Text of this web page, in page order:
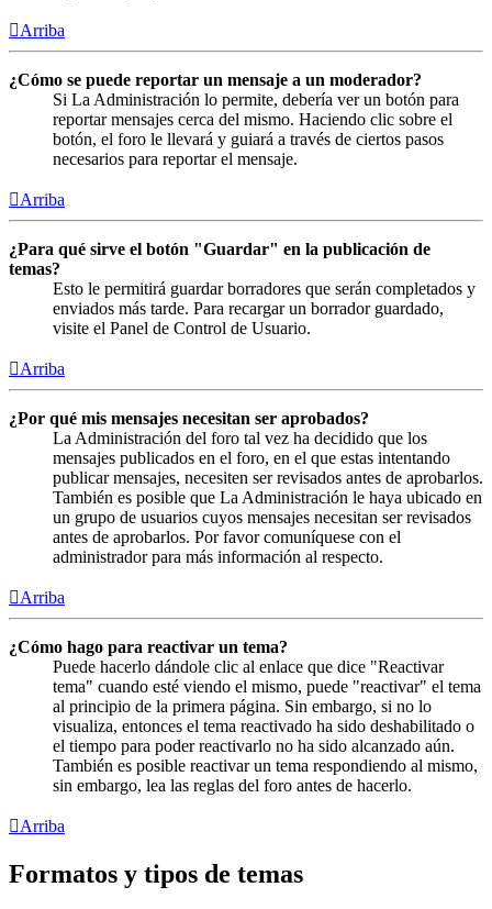
Arriba
¿Cómo se puede reportar un mensaje a un moderador?
Si La Administración lo permite, debería ver un botón para
reportar mensajes cerca del mismo. Haciendo clic sobre el
botón, el foro le llevará y guiará a través de ciertos pasos
necesarios para reportar el mensaje.
Arriba
¿Para qué sirve el botón "Guardar" en la publicación de
temas?
Esto le permitirá guardar borradores que serán completados y
enviados más tarde. Para recargar un borrador guardado,
visite el Panel de Control de Usuario.
Arriba
¿Por qué mis mensajes necesitan ser aprobados?
La Administración del foro tal vez ha decidido que los
mensajes publicados en el foro, en el que estas intentando
publicar mensajes, necesiten ser revisados antes de aprobarlos.
También es posible que La Administración le haya ubicado en
un grupo de usuarios cuyos mensajes necesitan ser revisados
antes de aprobarlos. Por favor comuníquese con el
administrador para más información al respecto.
Arriba
¿Cómo hago para reactivar un tema?
Puede hacerlo dándole clic al enlace que dice "Reactivar
tema" cuando esté viendo el mismo, puede "reactivar" el tema
al principio de la primera página. Sin embargo, si no lo
visualiza, entonces el tema reactivado ha sido deshabilitado o
el tiempo para poder reactivarlo no ha sido alcanzado aún.
También es posible reactivar un tema respondiendo al mismo,
sin embargo, lea las reglas del foro antes de hacerlo.
Arriba
Formatos y tipos de temas